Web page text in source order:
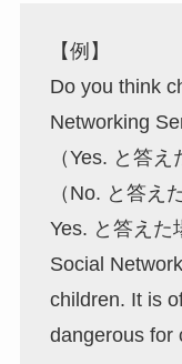
【例】
Do you think
Networking
（Yes. と答
（No. と答え
Yes. と答えた
Social
children. It is
dangerous for